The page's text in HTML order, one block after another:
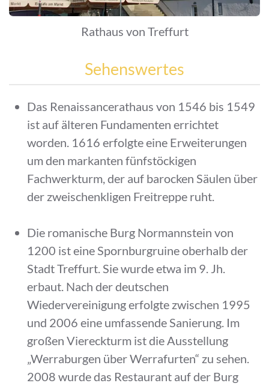
Rathaus von Treffurt
Sehenswertes
Das Renaissancerathaus von 1546 bis 1549
ist auf älteren Fundamenten errichtet
worden. 1616 erfolgte eine Erweiterungen
um den markanten fünfstöckigen
Fachwerkturm, der auf barocken Säulen über
der zweischenkligen Freitreppe ruht.
Die romanische Burg Normannstein von
1200 ist eine Spornburgruine oberhalb der
Stadt Treffurt. Sie wurde etwa im 9. Jh.
erbaut. Nach der deutschen
Wiedervereinigung erfolgte zwischen 1995
und 2006 eine umfassende Sanierung. Im
großen Viereckturm ist die Ausstellung
„Werraburgen über Werrafurten“ zu sehen.
2008 wurde das Restaurant auf der Burg